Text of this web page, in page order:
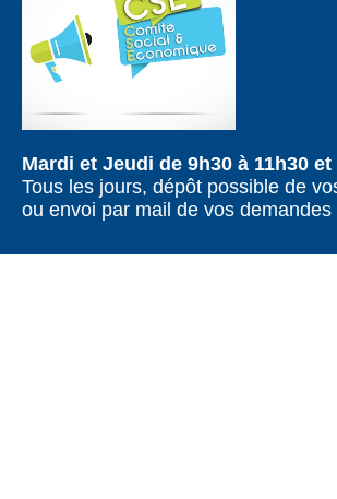
Mardi et Jeudi de 9h30 à 11h30
Tous les jours, dépôt possible de
ou envoi par mail de vos